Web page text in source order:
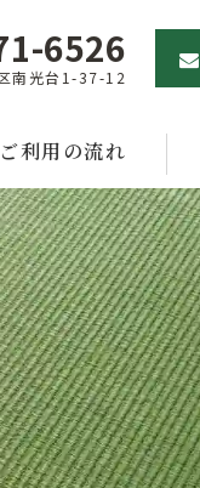
6526
南光台1-37-12
ご利用の流れ